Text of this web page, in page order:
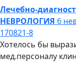
Лечебно-
НЕВРОЛОГИЯ 6
170821-8
Хотелось бы
мед.персоналу